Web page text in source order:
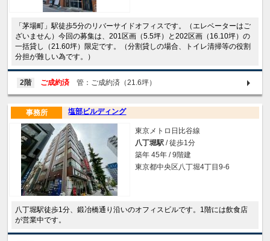
「茅場町」駅徒歩5分のリバーサイドオフィスです。（エレベーターはご
ざいません）今回の募集は、201区画（5.5坪）と202区画（16.10坪）の
一括貸し（21.60坪）限定です。（分割貸しの場合、トイレ清掃等の役割
分担が難しい為です。）
2階 ご成約済 管：ご成約済（21.6坪）
塩部ビルディング
事務所
東京メトロ日比谷線
八丁堀駅 / 徒歩1分
築年 45年 / 9階建
東京都中央区八丁堀4丁目9-6
八丁堀駅徒歩1分、鍛冶橋通り沿いのオフィスビルです。1階には飲食店
が営業中です。